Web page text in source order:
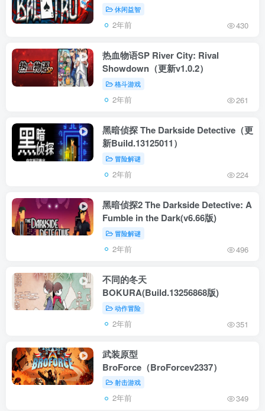
休闲益智
2年前 430
热血物语SP River City: Rival
Showdown（更新v1.0.2）
格斗游戏
2年前 261
黑暗侦探 The Darkside Detective（更
新Build.13125011）
冒险解谜
2年前 224
黑暗侦探2 The Darkside Detective: A
Fumble in the Dark(v6.66版)
冒险解谜
2年前 496
不同的冬天
BOKURA(Build.13256868版)
动作冒险
2年前 351
武装原型
BroForce（BroForcev2337）
射击游戏
2年前 349